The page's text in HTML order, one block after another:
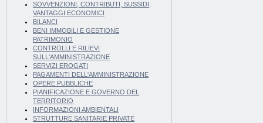
SOVVENZIONI, CONTRIBUTI, SUSSIDI,
VANTAGGI ECONOMICI
BILANCI
BENI IMMOBILI E GESTIONE
PATRIMONIO
CONTROLLI E RILIEVI
SULL'AMMINISTRAZIONE
SERVIZI EROGATI
PAGAMENTI DELL'AMMINISTRAZIONE
OPERE PUBBLICHE
PIANIFICAZIONE E GOVERNO DEL
TERRITORIO
INFORMAZIONI AMBIENTALI
STRUTTURE SANITARIE PRIVATE